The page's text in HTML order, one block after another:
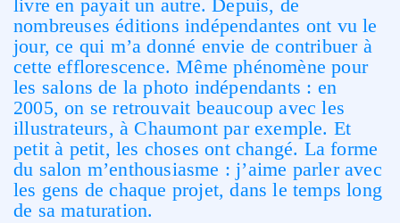
livre en payait un autre. Depuis, de
nombreuses éditions indépendantes ont vu le
jour, ce qui m’a donné envie de contribuer à
cette efflorescence. Même phénomène pour
les salons de la photo indépendants : en
2005, on se retrouvait beaucoup avec les
illustrateurs, à Chaumont par exemple. Et
petit à petit, les choses ont changé. La forme
du salon m’enthousiasme : j’aime parler avec
les gens de chaque projet, dans le temps long
de sa maturation.